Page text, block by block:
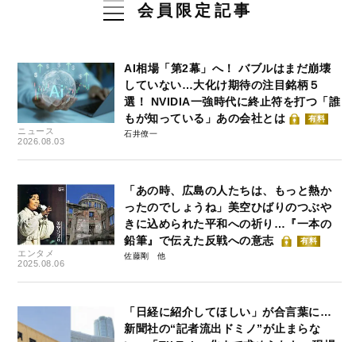
会員限定記事
ニュース
2026.08.03
AI相場「第2幕」へ！ バブルはまだ崩壊
していない…大化け期待の注目銘柄５
選！ NVIDIA一強時代に終止符を打つ「誰
もが知っている」あの会社とは
有料
石井僚一
エンタメ
2025.08.06
「あの時、広島の人たちは、もっと熱か
ったのでしょうね」美空ひばりのつぶや
きに込められた平和への祈り…『一本の
鉛筆』で伝えた反戦への意志
有料
佐藤剛
「日経に紹介してほしい」が合言葉に…
新聞社の“記者流出ドミノ”が止まらな